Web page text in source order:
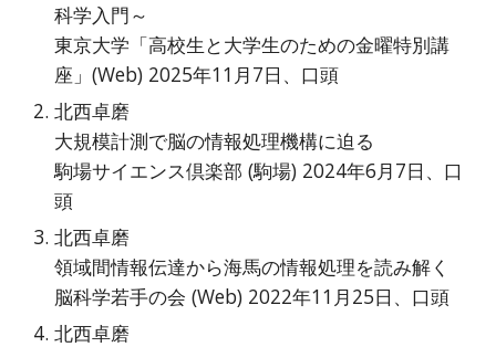
科学入門～
東京大学「高校生と大学生のための金曜特別講
座」(Web) 2025年11月7日、口頭
北西卓磨
大規模計測で脳の情報処理機構に迫る
駒場サイエンス倶楽部 (駒場) 2024年6月7日、口
頭
北西卓磨
領域間情報伝達から海馬の情報処理を読み解く
脳科学若手の会 (Web) 2022年11月25日、口頭
北西卓磨